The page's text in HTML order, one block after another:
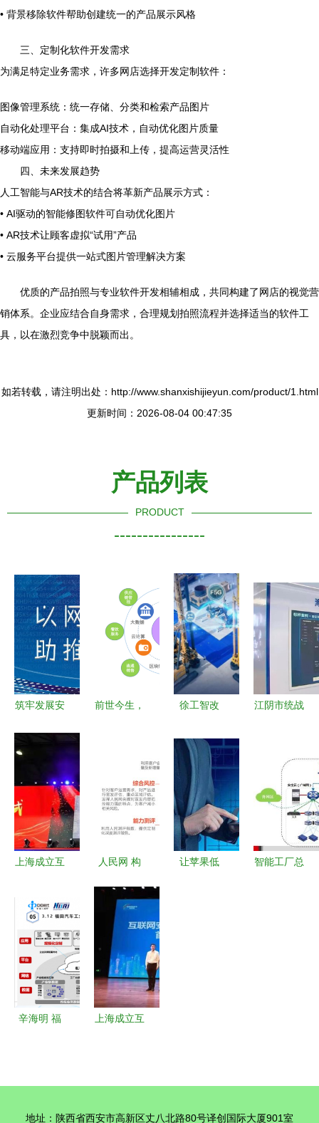
• 背景移除软件帮助创建统一的产品展示风格
三、定制化软件开发需求
为满足特定业务需求，许多网店选择开发定制软件：
图像管理系统：统一存储、分类和检索产品图片
自动化处理平台：集成AI技术，自动优化图片质量
移动端应用：支持即时拍摄和上传，提高运营灵活性
四、未来发展趋势
人工智能与AR技术的结合将革新产品展示方式：
• AI驱动的智能修图软件可自动优化图片
• AR技术让顾客虚拟“试用”产品
• 云服务平台提供一站式图片管理解决方案
优质的产品拍照与专业软件开发相辅相成，共同构建了网店的视觉营
销体系。企业应结合自身需求，合理规划拍照流程并选择适当的软件工
具，以在激烈竞争中脱颖而出。
如若转载，请注明出处：http://www.shanxishijieyun.com/product/1.html
更新时间：2026-08-04 00:47:35
产品列表
PRODUCT
----------------
筑牢发展安
应急管理到
的综合治理
前世今生，
历程与当代
掌控
徐工智改
线，筑牢工
业互联网安
全服务新防
线
江阴市统战
务新格局，
筑牢意识形
态防线
上海成立互
律服务专家
委员会 构
筑网络空间
法治屏障，
赋能互联网
安全服务新
人民网 构
联网内容安
全防护体
系，守护清
朗网络空间
让苹果低
智能工厂总
辛海明 福
上海成立互
地址：陕西省西安市高新区丈八北路80号译创国际大厦901室